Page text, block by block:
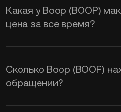
Какая у Boop (BOOP)
цена за все время?
Сколько Boop (BOOP)
обращении?